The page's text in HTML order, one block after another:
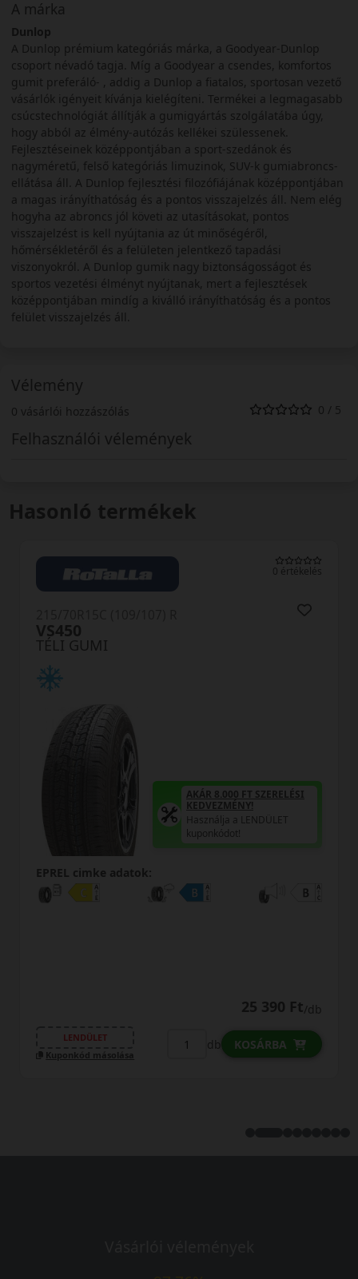
A márka
Dunlop
A Dunlop prémium kategóriás márka, a Goodyear-Dunlop
csoport névadó tagja. Míg a Goodyear a csendes, komfortos
gumit preferáló- , addig a Dunlop a fiatalos, sportosan vezető
vásárlók igényeit kívánja kielégíteni. Termékei a legmagasabb
csúcstechnológiát állítják a gumigyártás szolgálatába úgy,
hogy abból az élmény-autózás kellékei szülessenek.
Fejlesztéseinek középpontjában a sport-szedánok és
nagyméretű, felső kategóriás limuzinok, SUV-k gumiabroncs-
ellátása áll. A Dunlop fejlesztési filozófiájának középpontjában
a magas irányíthatóság és a pontos visszajelzés áll. Nem elég
hogyha az abroncs jól követi az utasításokat, pontos
visszajelzést is kell nyújtania az út minőségéről,
hőmérsékletéről és a felületen jelentkező tapadási
viszonyokról. A Dunlop gumik nagy biztonságosságot és
sportos vezetési élményt nyújtanak, mert a fejlesztések
középpontjában mindíg a kiválló irányíthatóság és a pontos
felület visszajelzés áll.
Vélemény
0 vásárlói hozzászólás 0 / 5
Felhasználói vélemények
Hasonló termékek
0 értékelés
TÉLI GUMI
VS450
AKÁR 8.000 FT SZERELÉSI
KEDVEZMÉNY!
Használja a LENDÜLET
kuponkódot!
EPREL cimke adatok:
25 390 Ft/db
LENDÜLET
Kuponkód másolása
db KOSÁRBA